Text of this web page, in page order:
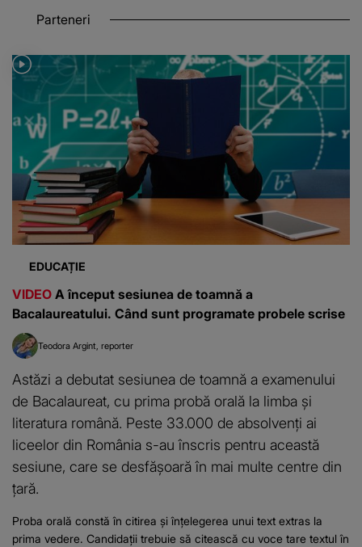
Parteneri
EDUCAȚIE
VIDEO A început sesiunea de toamnă a
Bacalaureatului. Când sunt programate probele scrise
Teodora Argint reporter
Astăzi a debutat sesiunea de toamnă a examenului
de Bacalaureat, cu prima probă orală la limba și
literatura română. Peste 33.000 de absolvenți ai
liceelor din România s-au înscris pentru această
sesiune, care se desfășoară în mai multe centre din
țară.
Proba orală constă în citirea și înțelegerea unui text extras la
prima vedere. Candidații trebuie să citească cu voce tare textul în